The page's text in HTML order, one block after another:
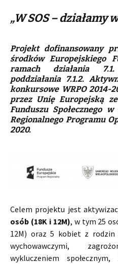
„W SOS – działamy
Projekt dofinansowany
środków Europejskiego
ramach działania
poddziałania 7.1.2.
konkursowe WRPO 2014-
przez Unię Europejską
Funduszu Społecznego
Regionalnego Programu
2020.
Celem projektu jest
osób (18K i 12M), w tym 25
12M) oraz 5 kobiet z rodzin
wychowawczymi,
wykluczeniem